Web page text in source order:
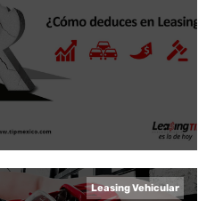
Leasing Vehicular